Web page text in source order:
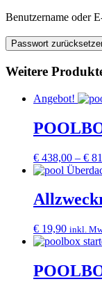
Benutzername oder
Passwort
Weitere
Angebot!
€ 438,00 – €
€ 19,90 inkl.